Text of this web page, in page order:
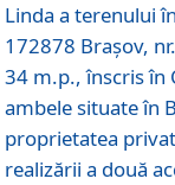
Linda a terenului
172878 Brașov,
34 m.p., înscris în
ambele situate în
proprietatea
realizării a două